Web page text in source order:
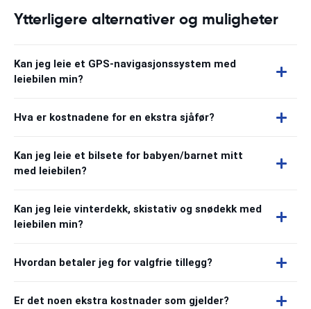
Ytterligere alternativer og muligheter
Kan jeg leie et GPS-navigasjonssystem med
leiebilen min?
Hva er kostnadene for en ekstra sjåfør?
Kan jeg leie et bilsete for babyen/barnet mitt
med leiebilen?
Kan jeg leie vinterdekk, skistativ og snødekk med
leiebilen min?
Hvordan betaler jeg for valgfrie tillegg?
Er det noen ekstra kostnader som gjelder?